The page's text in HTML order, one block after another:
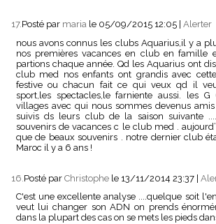
17.Posté par maria le 05/09/2015 12:05 Alerter
nous avons connus les clubs Aquarius,il y a
nos premières vacances en club en famille
partions chaque année. Qd les Aquarius ont
club med nos enfants ont grandis avec
festive ou chacun fait ce qui veux qd il
sport,les spectacles,le farniente aussi. les
villages avec qui nous sommes devenus
suivis ds leurs club de la saison suivante
souvenirs de vacances c le club med .
que de beaux souvenirs . notre dernier club
Maroc il y a 6 ans !
16. Posté par Christophe le 13/11/2014 23:37 |
C'est une excellente analyse ....quelque soit
veut lui changer son ADN on prends
dans la plupart des cas on se mets les pieds